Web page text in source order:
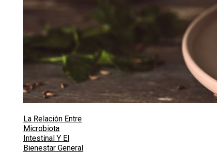
La Relación Entre
Microbiota
Intestinal Y El
Bienestar General